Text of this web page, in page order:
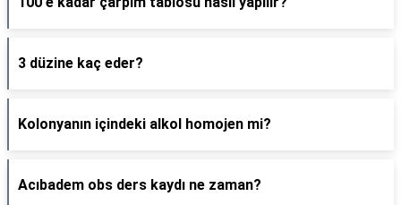
3 düzine kaç eder?
Kolonyanın içindeki alkol homojen mi?
Acıbadem obs ders kaydı ne zaman?